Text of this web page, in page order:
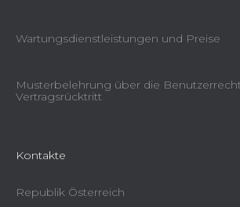
Wartungsdienstleistungen und Preise
Musterbelehrung über die
Vertragsrücktritt
Kontakte
Republik Österreich